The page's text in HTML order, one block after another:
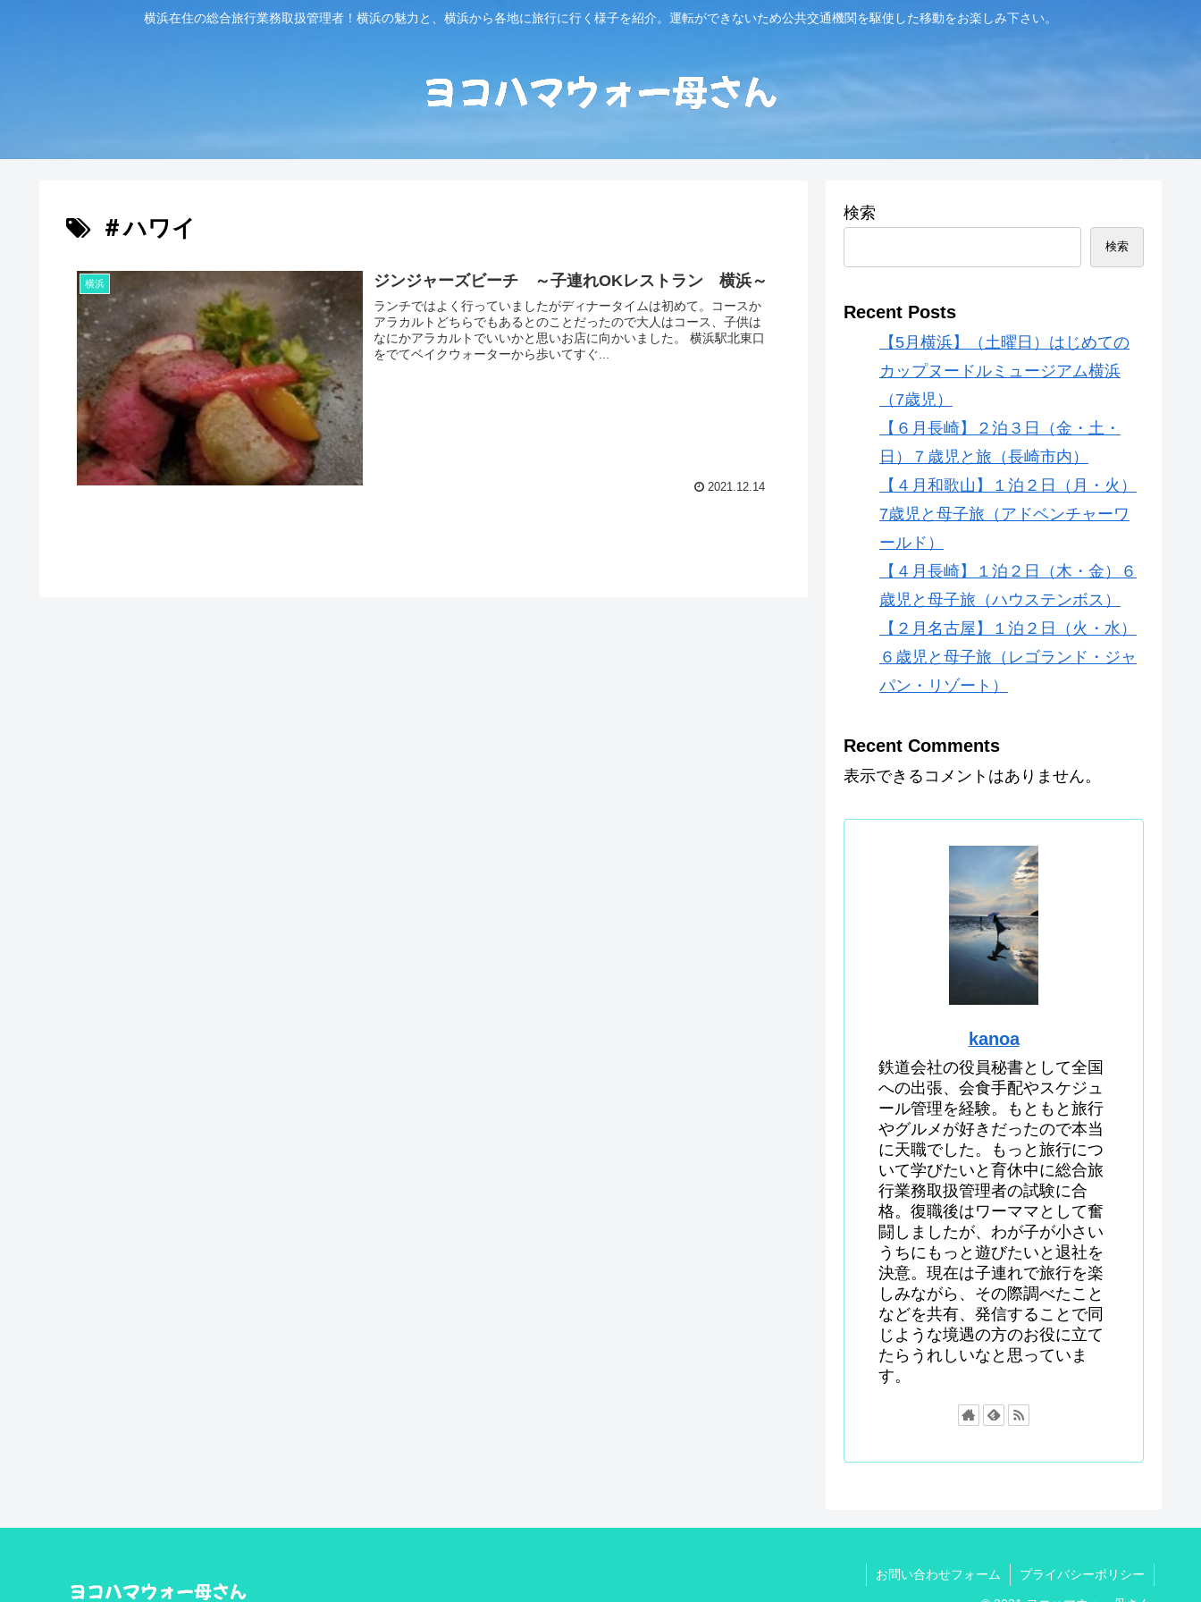
横浜在住の総合旅行業務取扱管理者！横浜の魅力と、横浜から各地に旅行に行く様子を紹介。運転ができないため公共交通機関を駆使した移動をお楽しみ下さい。
＃ハワイ
横浜 ジンジャーズビーチ ～子連れOKレストラン 横浜～
ランチではよく行っていましたがディナータイムは初めて。コースか
アラカルトどちらでもあるとのことだったので大人はコース、子供は
なにかアラカルトでいいかと思いお店に向かいました。 横浜駅北東口
をでてベイクウォーターから歩いてすぐ...
2021.12.14
検索
検索
Recent Posts
【5月横浜】（土曜日）はじめての
カップヌードルミュージアム横浜
（7歳児）
【６月長崎】２泊３日（金・土・
日）７歳児と旅（長崎市内）
【４月和歌山】１泊２日（月・火）
7歳児と母子旅（アドベンチャーワ
ールド）
【４月長崎】１泊２日（木・金）６
歳児と母子旅（ハウステンボス）
【２月名古屋】１泊２日（火・水）
６歳児と母子旅（レゴランド・ジャ
パン・リゾート）
Recent Comments
表示できるコメントはありません。
kanoa
鉄道会社の役員秘書として全国
への出張、会食手配やスケジュ
ール管理を経験。もともと旅行
やグルメが好きだったので本当
に天職でした。もっと旅行につ
いて学びたいと育休中に総合旅
行業務取扱管理者の試験に合
格。復職後はワーママとして奮
闘しましたが、わが子が小さい
うちにもっと遊びたいと退社を
決意。現在は子連れで旅行を楽
しみながら、その際調べたこと
などを共有、発信することで同
じような境遇の方のお役に立て
たらうれしいなと思っていま
す。
お問い合わせフォーム プライバシーポリシー